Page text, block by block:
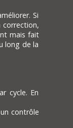
Si
correction,
mais fait
long de la
cycle. En
contrôle